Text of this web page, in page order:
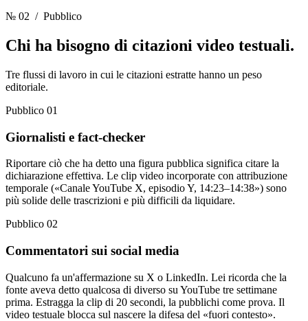
№ 02 / Pubblico
Chi ha bisogno di citazioni video testuali.
Tre flussi di lavoro in cui le citazioni estratte hanno un peso
editoriale.
Pubblico 01
Giornalisti e fact-checker
Riportare ciò che ha detto una figura pubblica significa citare la
dichiarazione effettiva. Le clip video incorporate con attribuzione
temporale («Canale YouTube X, episodio Y, 14:23–14:38») sono
più solide delle trascrizioni e più difficili da liquidare.
Pubblico 02
Commentatori sui social media
Qualcuno fa un'affermazione su X o LinkedIn. Lei ricorda che la
fonte aveva detto qualcosa di diverso su YouTube tre settimane
prima. Estragga la clip di 20 secondi, la pubblichi come prova. Il
video testuale blocca sul nascere la difesa del «fuori contesto».